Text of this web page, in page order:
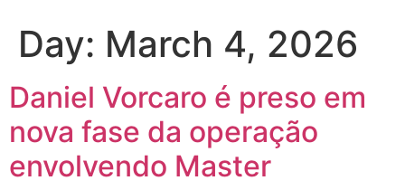
Day: March 4, 2026
Daniel Vorcaro é preso em
nova fase da operação
envolvendo Master